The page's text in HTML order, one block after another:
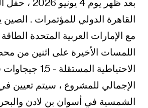
بعد ظهر يوم 4
القاهرة الدولي للمؤتمرات .
اللمسات الأخيرة على اثنين من
الاحتياطية
الإجمالي للمشروع ، سيتم تعيين
الشمسية في أسوان بن لادن والبحر